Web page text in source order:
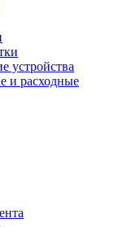
устройства
и расходные